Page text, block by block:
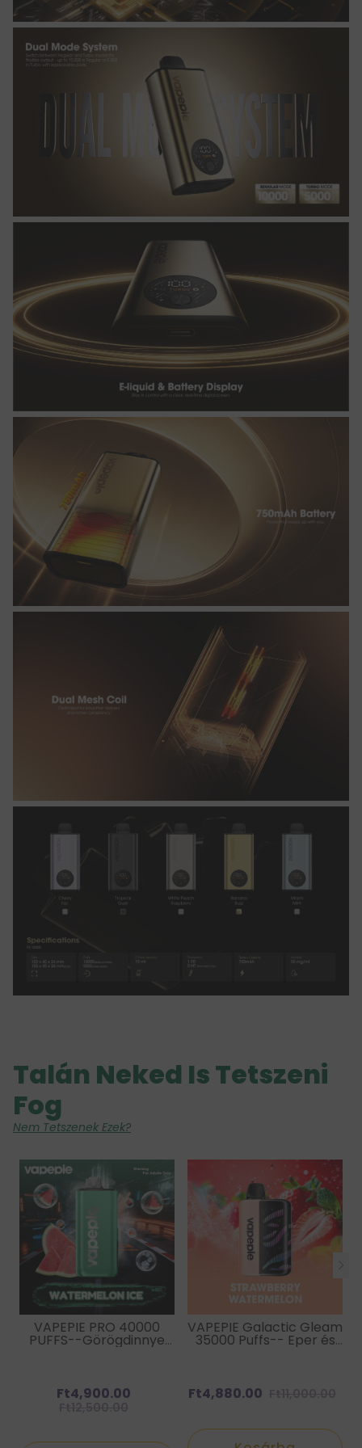
Talán Neked Is Tetszeni
Fog
Nem Tetszenek Ezek?
VAPEPIE PRO 40000
PUFFS--Görögdinnye
Ft4,900.00
VAPEPIE Galactic Gleam
35000 Puffs-- Eper és
Görögdinnye
Ft4,880.00